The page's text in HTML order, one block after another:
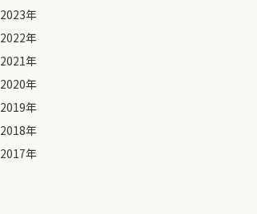
2023年
2022年
2021年
2020年
2019年
2018年
2017年